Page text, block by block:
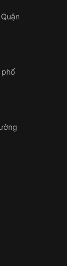
hàng thành
trực tiếp
suốt quá
phố